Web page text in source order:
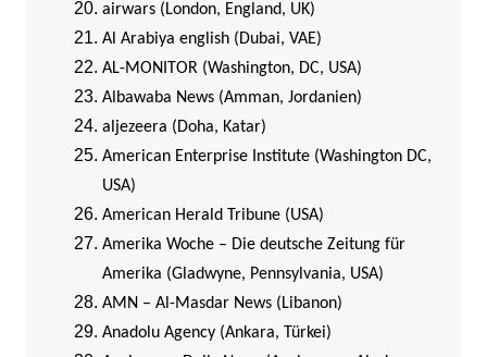
airwars (London, England, UK)
Al Arabiya english (Dubai, VAE)
AL-MONITOR (Washington, DC, USA)
Albawaba News (Amman, Jordanien)
aljezeera (Doha, Katar)
American Enterprise Institute (Washington DC,
USA)
American Herald Tribune (USA)
Amerika Woche – Die deutsche Zeitung für
Amerika (Gladwyne, Pennsylvania, USA)
AMN – Al-Masdar News (Libanon)
Anadolu Agency (Ankara, Türkei)